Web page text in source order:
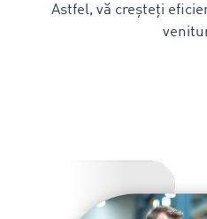
Astfel, vă creșteți